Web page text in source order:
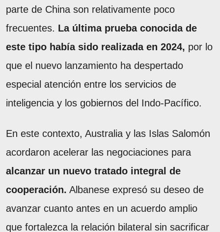
parte de China son relativamente poco
frecuentes. La última prueba conocida de
este tipo había sido realizada en 2024, por lo
que el nuevo lanzamiento ha despertado
especial atención entre los servicios de
inteligencia y los gobiernos del Indo-Pacífico.
En este contexto, Australia y las Islas Salomón
acordaron acelerar las negociaciones para
alcanzar un nuevo tratado integral de
cooperación. Albanese expresó su deseo de
avanzar cuanto antes en un acuerdo amplio
que fortalezca la relación bilateral sin sacrificar